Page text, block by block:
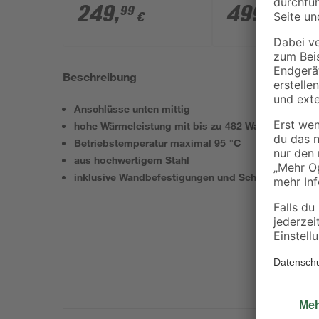
249,99 €
Anschluss
499 99 €
Beschreibung
Anschlüsse unten mittig
hohe Wärmeleistung mit bis zu 482 Watt
Betriebstemperatur maximal 95 °C
aus hochwertigem Stahl
inklusive Wandbefestigungen und Schrauben